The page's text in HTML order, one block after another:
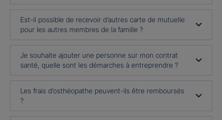
Est-il possible de recevoir d’autres carte de mutuelle
pour les autres membres de la famille ?
Je souhaite ajouter une personne sur mon contrat
santé, quelle sont les démarches à entreprendre ?
Les frais d’osthéopathe peuvent-ils être remboursés
?